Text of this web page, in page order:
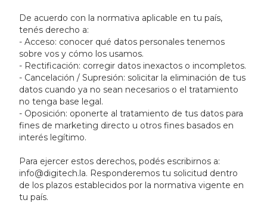
De acuerdo con la normativa aplicable en tu país,
tenés derecho a:
- Acceso: conocer qué datos personales tenemos
sobre vos y cómo los usamos.
- Rectificación: corregir datos inexactos o incompletos.
- Cancelación / Supresión: solicitar la eliminación de tus
datos cuando ya no sean necesarios o el tratamiento
no tenga base legal.
- Oposición: oponerte al tratamiento de tus datos para
fines de marketing directo u otros fines basados en
interés legítimo.
Para ejercer estos derechos, podés escribirnos a:
info@digitech.la. Responderemos tu solicitud dentro
de los plazos establecidos por la normativa vigente en
tu país.